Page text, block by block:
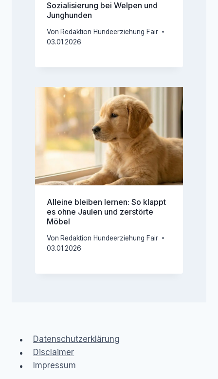
Sozialisierung bei Welpen und
Junghunden
Von Redaktion Hundeerziehung Fair
03.01.2026
Alleine bleiben lernen: So klappt
es ohne Jaulen und zerstörte
Möbel
Von Redaktion Hundeerziehung Fair
03.01.2026
Datenschutzerklärung
Disclaimer
Impressum